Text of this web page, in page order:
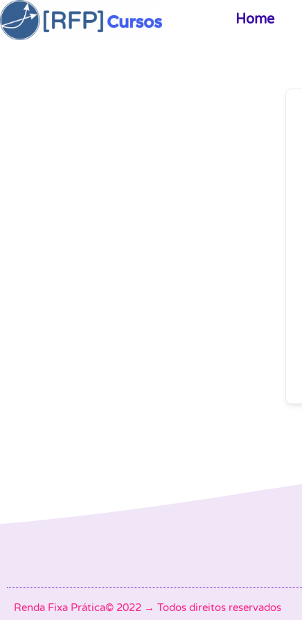
Home
Renda Fixa Prática© 2022 → Todos direitos reservados